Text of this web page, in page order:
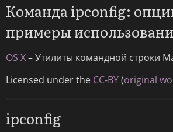
Команда ipconfig:
примеры
OS X– Утилиты командной строки
Licensed under the CC-BY(original
ipconfig